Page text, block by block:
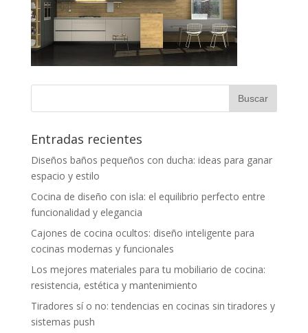
Entradas recientes
Diseños baños pequeños con ducha: ideas para ganar
espacio y estilo
Cocina de diseño con isla: el equilibrio perfecto entre
funcionalidad y elegancia
Cajones de cocina ocultos: diseño inteligente para
cocinas modernas y funcionales
Los mejores materiales para tu mobiliario de cocina:
resistencia, estética y mantenimiento
Tiradores sí o no: tendencias en cocinas sin tiradores y
sistemas push